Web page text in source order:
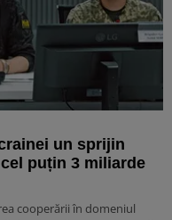
un sprijin
puțin 3 miliarde
cooperării în domeniul